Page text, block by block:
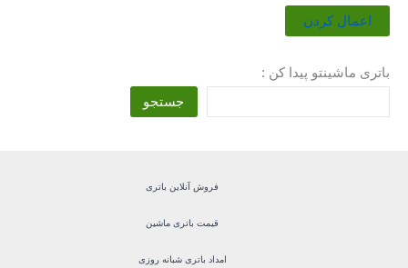
اعمال کردن
باتری ماشینتو پیدا کن :
جستجو
فروش آنلاین باتری
قیمت باتری ماشین
امداد باتری شبانه روزی